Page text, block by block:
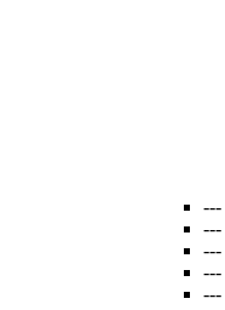
---
---
---
---
---